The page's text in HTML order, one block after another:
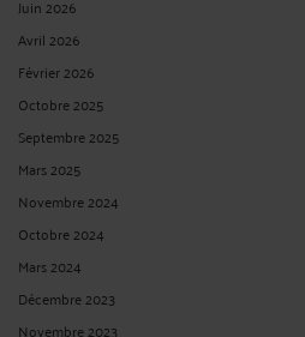
Juin 2026
Avril 2026
Février 2026
Octobre 2025
Septembre 2025
Mars 2025
Novembre 2024
Octobre 2024
Mars 2024
Décembre 2023
Novembre 2023